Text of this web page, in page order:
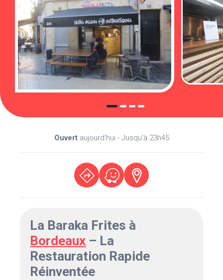
Ouvertaujourd'hui - Jusqu'à 23h45
La Baraka Frites à
Bordeaux – La
Restauration Rapide
Réinventée